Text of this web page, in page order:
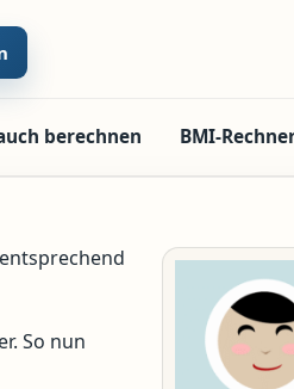
berechnen BMI-
So nun